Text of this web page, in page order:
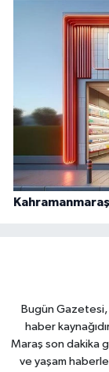
Bugün Gazetesi,
haber
Maraş son dakika
ve yaşam